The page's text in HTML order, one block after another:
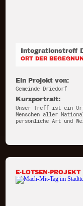
Integrationstreff
ORT DER
Ein Projekt von:
Gemeinde Driedorf
Kurzportrait:
Unser Treff ist ein Ort
Menschen aller
persönliche Art und
E-LOTSEN-PROJEKT